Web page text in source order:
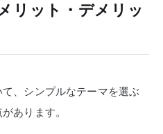
リット・デメリッ
、シンプルなテーマを選ぶ
あります。